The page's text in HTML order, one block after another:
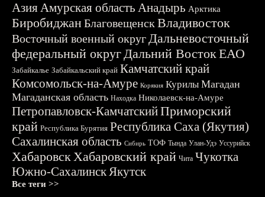
АзияАмурская область Анадырь Арктика
БиробиджанБлаговещенскВладивосток
Восточный военный округДальневосточный
федеральный округДальний ВостокЕАО
Забайкалье Забайкальский край Камчатский край
Комсомольск-на-Амуре Корякия Курилы Магадан
Магаданская область Находка Николаевск-на-Амуре
Петропавловск-КамчатскийПриморский
край Республика Бурятия Республика Саха (Якутия)
Сахалинская область Сибирь ТОФ Тында Улан-Удэ Уссурийск
ХабаровскХабаровский край Чита Чукотка
Южно-СахалинскЯкутск
Все теги >>